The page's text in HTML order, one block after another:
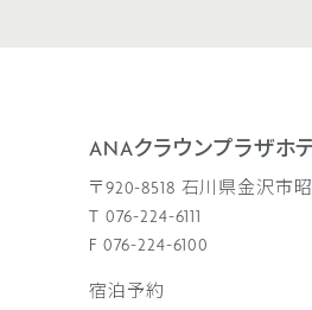
ANAクラウンプラザホ
〒920-8518 石川県金沢市
T 076-224-6111
F 076-224-6100
宿泊予約